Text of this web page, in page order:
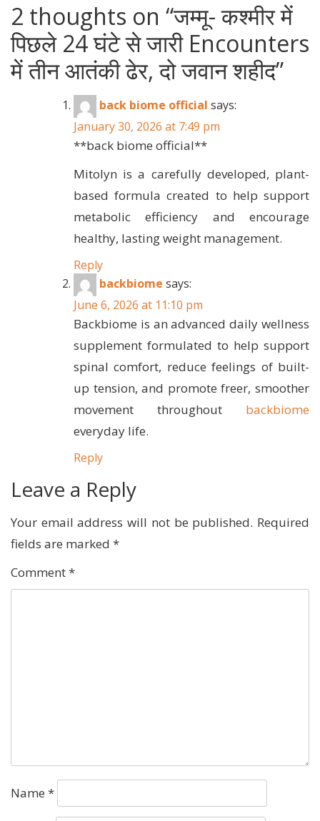
2 thoughts on “जम्मू- कश्मीर में
पिछले 24 घंटे से जारी Encounters
में तीन आतंकी ढेर, दो जवान शहीद”
back biome official says:
January 30, 2026 at 7:49 pm
**back biome official**
Mitolyn is a carefully developed, plant-
based formula created to help support
metabolic efficiency and encourage
healthy, lasting weight management.
Reply
backbiome says:
June 6, 2026 at 11:10 pm
Backbiome is an advanced daily wellness
supplement formulated to help support
spinal comfort, reduce feelings of built-
up tension, and promote freer, smoother
movement throughout backbiome
everyday life.
Reply
Leave a Reply
Your email address will not be published. Required
fields are marked *
Comment*
Name *